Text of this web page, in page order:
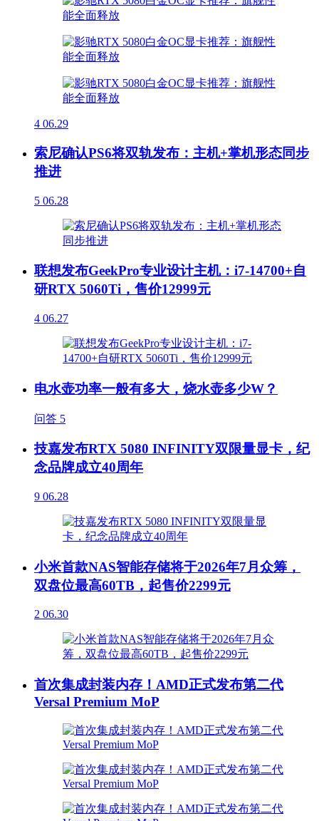
4 06.29
索尼确认PS6将双轨发布：主机+掌机形态同步
推进
5 06.28
联想发布GeekPro专业设计主机：i7-14700+自
研RTX 5060Ti，售价12999元
4 06.27
电水壶功率一般有多大，烧水壶多少W？
问答 5
技嘉发布RTX 5080 INFINITY双限量显卡，纪
念品牌成立40周年
9 06.28
小米首款NAS智能存储将于2026年7月众筹，
双盘位最高60TB，起售价2299元
2 06.30
首次集成封装内存！AMD正式发布第二代
Versal Premium MoP